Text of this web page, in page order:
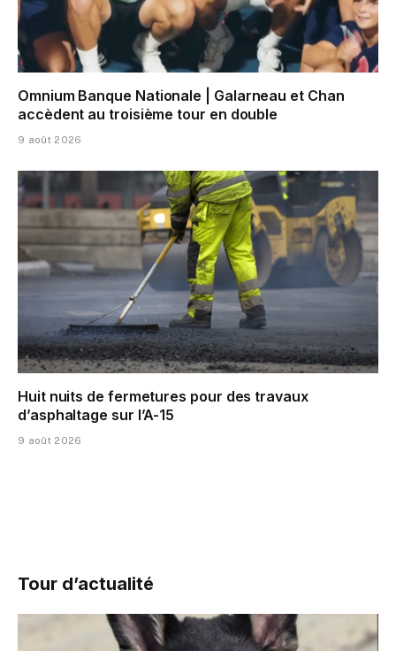
Omnium Banque Nationale | Galarneau et Chan
accèdent au troisième tour en double
9 août 2026
Huit nuits de fermetures pour des travaux
d’asphaltage sur l’A-15
9 août 2026
Tour d’actualité